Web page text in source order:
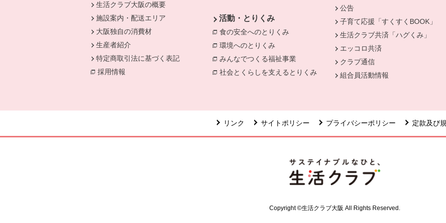
生活クラブ大阪の概要
施設案内・配送エリア
大阪独自の消費材
生産者紹介
特定商取引法に基づく表記
採用情報
活動・とりくみ
食の安全へのとりくみ 別のウィンドウで開きます。
環境へのとりくみ 別のウィンドウで開きます。
みんなでつくる福祉事業 別のウィンドウで開きます。
社会とくらしを支えるとりくみ 別のウィンドウで開きます。
公告
子育て応援「すくすくBOOK」
生活クラブ共済「ハグくみ」
エッコロ共済
クラブ通信
組合員活動情報
リンク サイトポリシー プライバシーポリシー 定款及び
Copyright ©生活クラブ大阪 All Rights Reserved.